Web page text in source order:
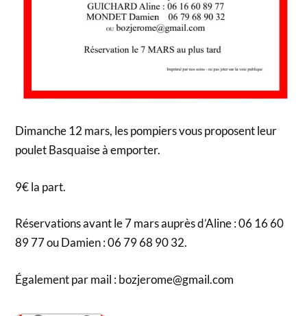
Dimanche 12 mars, les pompiers vous proposent leur
poulet Basquaise à emporter.
9€ la part.
Réservations avant le 7 mars auprès d’Aline : 06 16 60
89 77 ou Damien : 06 79 68 90 32.
Également par mail : bozjerome@gmail.com